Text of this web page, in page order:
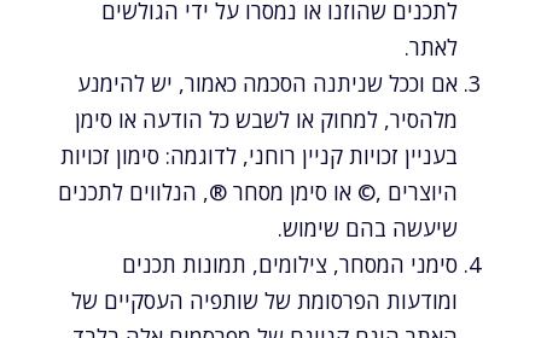
לתכנים שהוזנו או נמסרו על ידי הגולשים
לאתר.
אם וככל שניתנה הסכמה כאמור, יש להימנע
מלהסיר, למחוק או לשבש כל הודעה או סימן
בעניין זכויות קניין רוחני, לדוגמה: סימון זכויות
היוצרים ,© או סימן מסחר ®, הנלווים לתכנים
שיעשה בהם שימוש.
סימני המסחר, צילומים, תמונות תכנים
ומודעות הפרסומת של שותפיה העסקיים של